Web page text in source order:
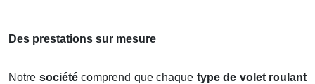
Des prestations sur mesure
Notre sociétécomprend que chaque type de volet roulant